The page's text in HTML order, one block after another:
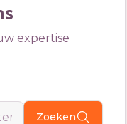
expertise
Zoeken